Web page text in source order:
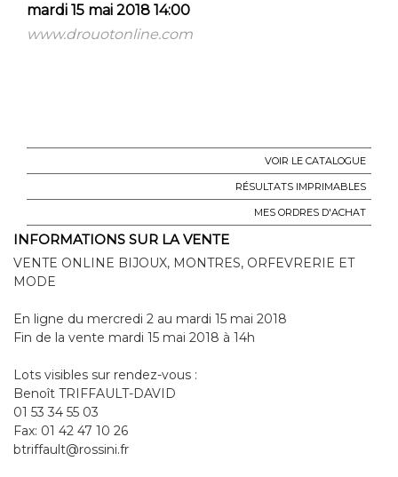
mardi 15 mai 2018 14:00
www.drouotonline.com
VOIR LE CATALOGUE
RÉSULTATS IMPRIMABLES
MES ORDRES D'ACHAT
INFORMATIONS SUR LA VENTE
VENTE ONLINE BIJOUX, MONTRES, ORFEVRERIE ET
MODE
En ligne du mercredi 2 au mardi 15 mai 2018
Fin de la vente mardi 15 mai 2018 à 14h
Lots visibles sur rendez-vous :
Benoît TRIFFAULT-DAVID
01 53 34 55 03
Fax: 01 42 47 10 26
btriffault@rossini.fr